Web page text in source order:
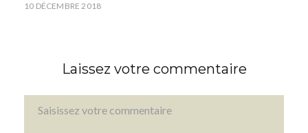
10 DÉCEMBRE 2018
Laissez votre commentaire